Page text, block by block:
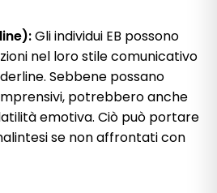
Gli individui EB possono
nel loro stile comunicativo
Sebbene possano
potrebbero anche
emotiva. Ciò può portare
se non affrontati con